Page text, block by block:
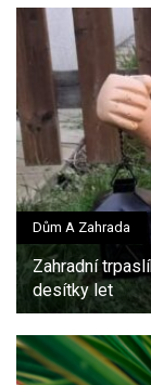
Dům A Zahrada
Zahradní
desítky let